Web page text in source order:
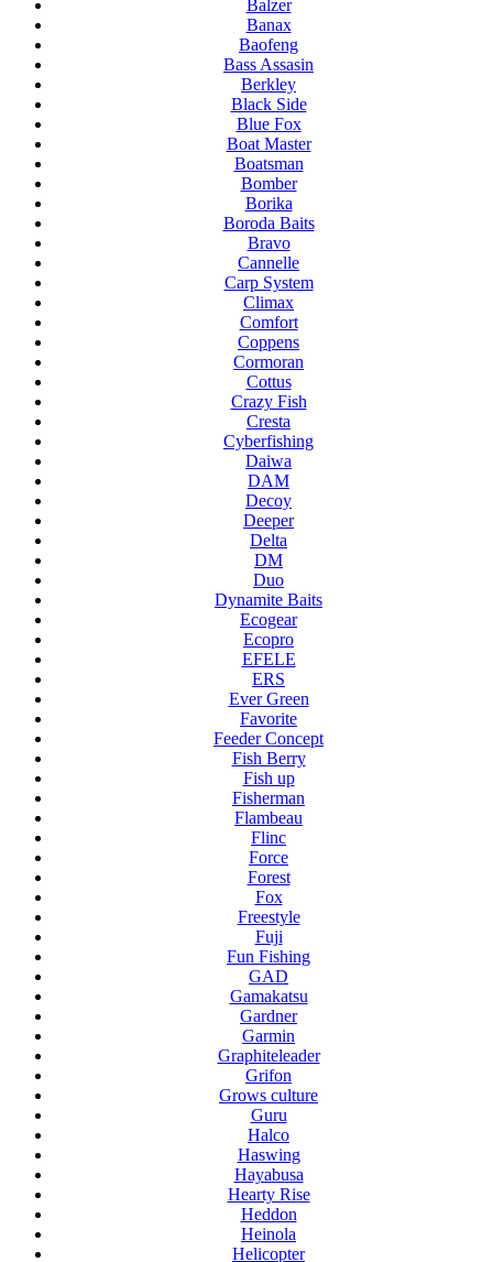
Balzer
Banax
Baofeng
Bass Assasin
Berkley
Black Side
Blue Fox
Boat Master
Boatsman
Bomber
Borika
Boroda Baits
Bravo
Cannelle
Carp System
Climax
Comfort
Coppens
Cormoran
Cottus
Crazy Fish
Cresta
Cyberfishing
Daiwa
DAM
Decoy
Deeper
Delta
DM
Duo
Dynamite Baits
Ecogear
Ecopro
EFELE
ERS
Ever Green
Favorite
Feeder Concept
Fish Berry
Fish up
Fisherman
Flambeau
Flinc
Force
Forest
Fox
Freestyle
Fuji
Fun Fishing
GAD
Gamakatsu
Gardner
Garmin
Graphiteleader
Grifon
Grows culture
Guru
Halco
Haswing
Hayabusa
Hearty Rise
Heddon
Heinola
Helicopter